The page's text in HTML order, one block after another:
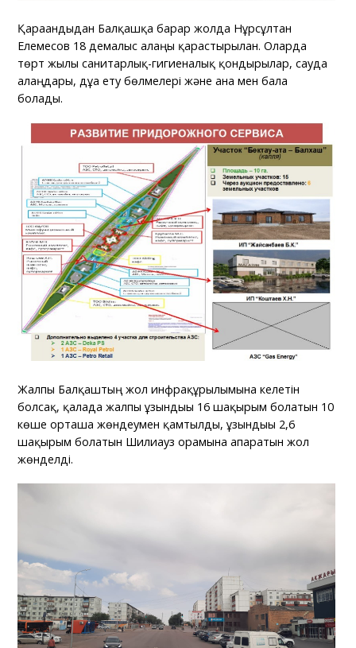
Қарағандыдан Балқашқа барар жолда Нұрсұлтан
Елемесов 18 демалыс алаңы қарастырылған. Оларда
төрт жылы санитарлық-гигиеналық қондырғылар, сауда
алаңдары, дұға ету бөлмелері және ана мен бала
болады.
Жалпы Балқаштың жол инфрақұрылымына келетін
болсақ, қалада жалпы ұзындығы 16 шақырым болатын 10
көше орташа жөндеумен қамтылды, ұзындығы 2,6
шақырым болатын Шилиауз орамына апаратын жол
жөнделді.